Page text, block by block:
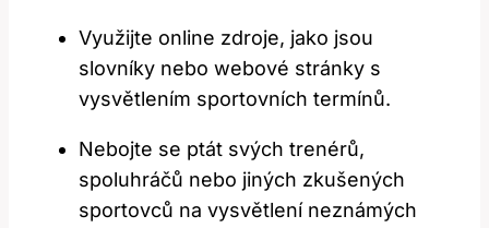
Využijte online zdroje, jako jsou
slovníky nebo webové stránky s
vysvětlením sportovních termínů.
Nebojte se ptát svých trenérů,
spoluhráčů nebo jiných zkušených
sportovců na vysvětlení neznámých